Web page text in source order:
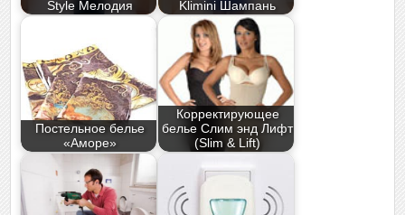
Style Мелодия
Klimini Шампань
Постельное белье
«Аморе»
Корректирующее
белье Слим энд Лифт
(Slim & Lift)